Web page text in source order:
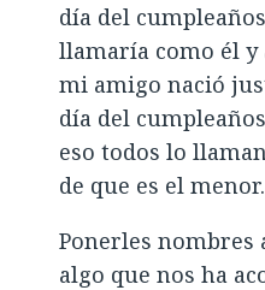
día del
llamaría como él y
mi amigo nació
día del
eso todos lo
de que es el menor.
Ponerles nombres
algo que nos ha